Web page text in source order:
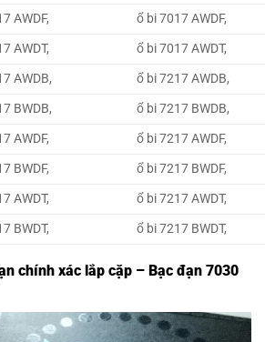
AWDF,
ổ bi 7017 AWDF,
AWDT,
ổ bi 7017 AWDT,
AWDB,
ổ bi 7217 AWDB,
BWDB,
ổ bi 7217 BWDB,
AWDF,
ổ bi 7217 AWDF,
BWDF,
ổ bi 7217 BWDF,
AWDT,
ổ bi 7217 AWDT,
BWDT,
ổ bi 7217 BWDT,
chính xác lắp cặp – Bạc đạn 7030